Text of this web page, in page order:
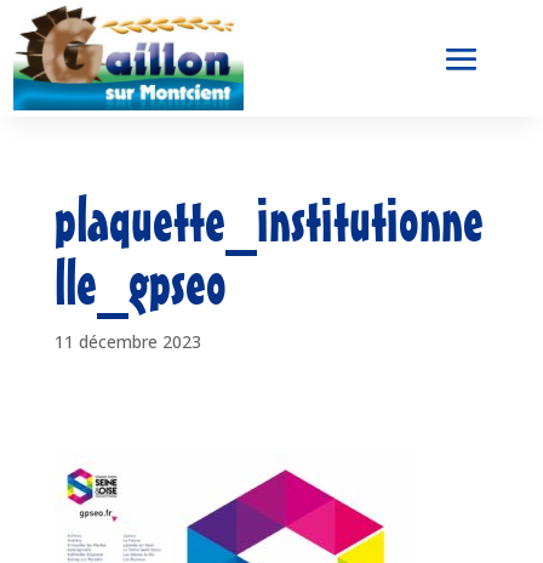
plaquette_institutionne
lle_gpseo
11 décembre 2023